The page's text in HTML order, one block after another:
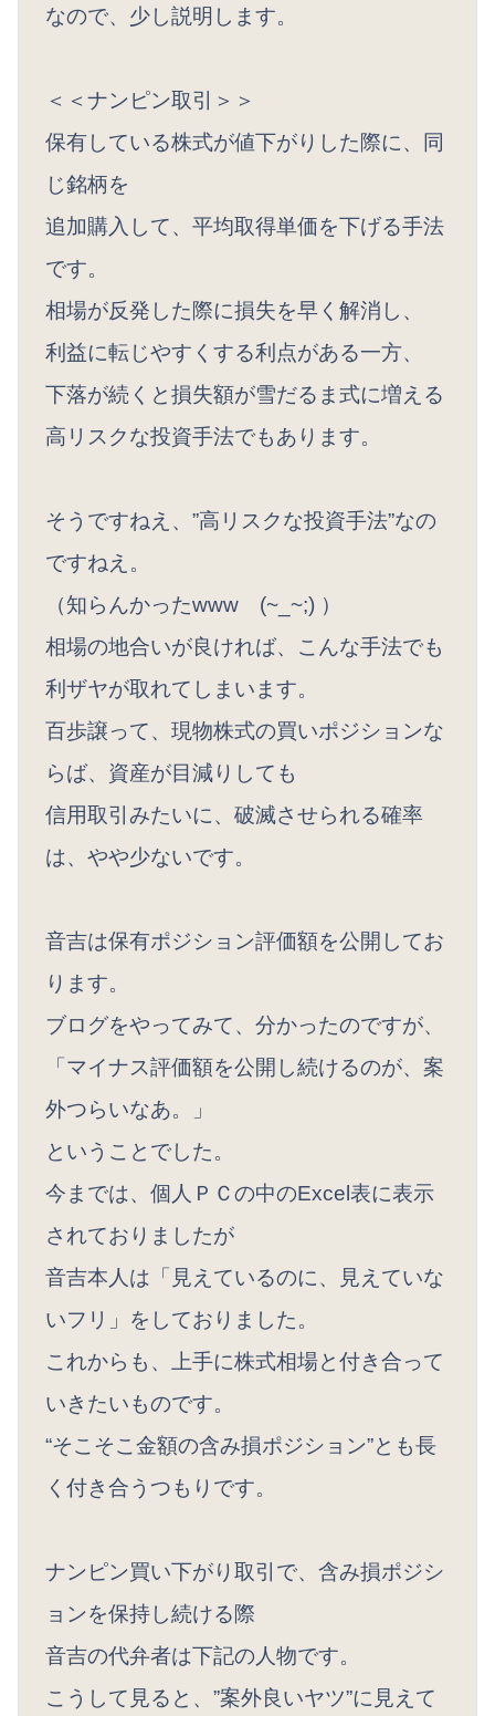
なので、少し説明します。
＜＜ナンピン取引＞＞
保有している株式が値下がりした際に、同
じ銘柄を
追加購入して、平均取得単価を下げる手法
です。
相場が反発した際に損失を早く解消し、
利益に転じやすくする利点がある一方、
下落が続くと損失額が雪だるま式に増える
高リスクな投資手法でもあります。
そうですねえ、”高リスクな投資手法”なの
ですねえ。
（知らんかったwww (~_~;) ）
相場の地合いが良ければ、こんな手法でも
利ザヤが取れてしまいます。
百歩譲って、現物株式の買いポジションな
らば、資産が目減りしても
信用取引みたいに、破滅させられる確率
は、やや少ないです。
音吉は保有ポジション評価額を公開してお
ります。
ブログをやってみて、分かったのですが、
「マイナス評価額を公開し続けるのが、案
外つらいなあ。」
ということでした。
今までは、個人ＰＣの中のExcel表に表示
されておりましたが
音吉本人は「見えているのに、見えていな
いフリ」をしておりました。
これからも、上手に株式相場と付き合って
いきたいものです。
“そこそこ金額の含み損ポジション”とも長
く付き合うつもりです。
ナンピン買い下がり取引で、含み損ポジシ
ョンを保持し続ける際
音吉の代弁者は下記の人物です。
こうして見ると、”案外良いヤツ”に見えて